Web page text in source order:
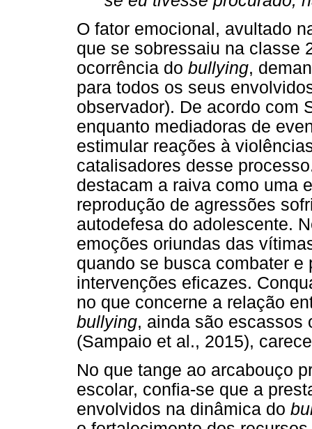
O fator emocional, avultado
que se sobressaiu na classe
ocorrência do bullying,
para todos os seus
observador). De acordo com
enquanto mediadoras de
estimular reações à
catalisadores desse
destacam a raiva como uma
reprodução de agressões
autodefesa do adolescente.
emoções oriundas das
quando se busca combater
intervenções eficazes.
no que concerne a relação
bullying, ainda são escassos
(Sampaio et al., 2015),
No que tange ao arcabouço
escolar, confia-se que a
envolvidos na dinâmica do